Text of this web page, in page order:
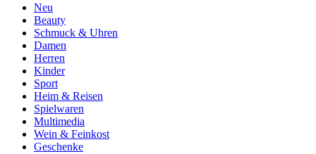
Neu
Beauty
Schmuck & Uhren
Damen
Herren
Kinder
Sport
Heim & Reisen
Spielwaren
Multimedia
Wein & Feinkost
Geschenke